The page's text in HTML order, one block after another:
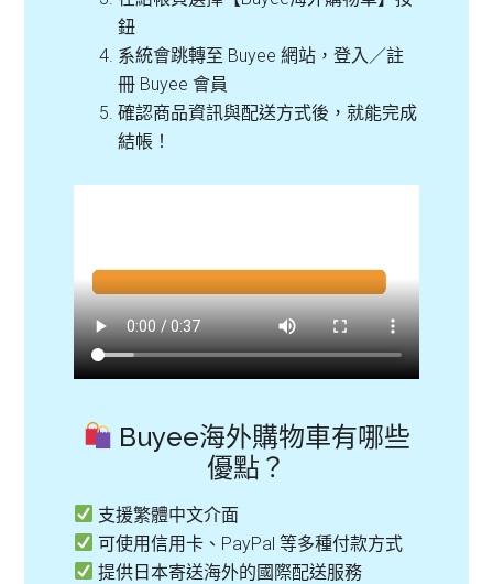
鈕
系統會跳轉至 Buyee 網站，登入／註
冊 Buyee 會員
確認商品資訊與配送方式後，就能完成
結帳！
Buyee海外購物車有哪些
優點？
支援繁體中文介面
可使用信用卡、PayPal 等多種付款方式
提供日本寄送海外的國際配送服務